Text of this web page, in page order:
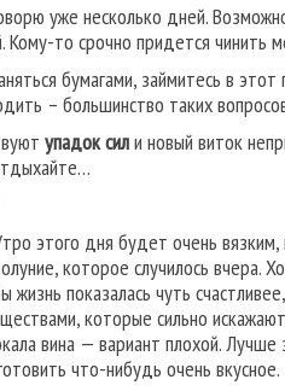
уже несколько дней.
то срочно придется чинить
бумагами, займитесь в
– большинство таких
упадок сили новый виток
этого дня будет очень
которое случилось вчера.
жизнь показалась чуть
которые сильно
вина — вариант плохой.
что-нибудь очень вкусное.